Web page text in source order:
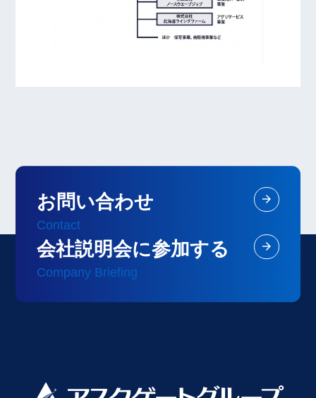
お問い合わせ
Contact
会社説明会に参加する
Company Briefing